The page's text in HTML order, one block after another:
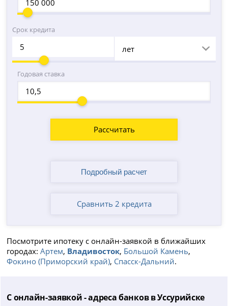
Срок кредита
лет
Годовая ставка
Рассчитать
Сравнить 2 кредита
Посмотрите ипотеку с онлайн-заявкой в ближайших
городах:Артем, Владивосток, Большой Камень,
Фокино (Приморский край), Спасск-Дальний.
С онлайн-заявкой - адреса банков в Уссурийске